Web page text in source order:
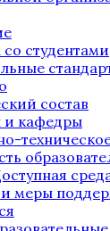
со студентами
состав
и кафедры
меры